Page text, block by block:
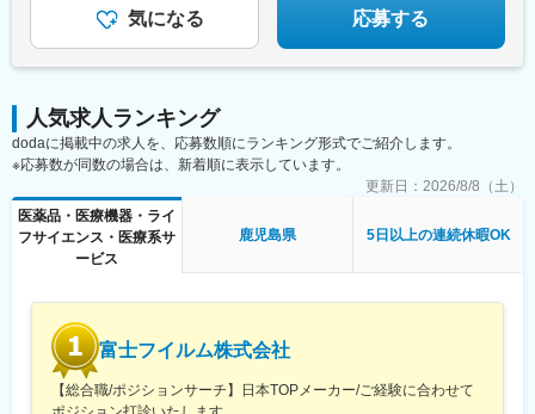
山駅前駅、高松築港駅、ＪＲ松山駅前駅、高知駅前駅、祇園駅(福
岡県)、長崎駅前駅、熊本駅前駅、高見橋駅、北１２条駅、あおば
通駅、東宿郷駅、栄町駅(千葉県)、京成船橋駅、新宿駅、大手町駅
(東京都)、茅場町駅、高島町駅、電鉄富山駅、福井城址大名町駅、
猴橋町駅、大手町駅(愛媛県)、高知橋駅、五島町駅、二本木口駅、
鹿児島中央駅
気になる 応募する
人気求人ランキング
dodaに掲載中の求人を、応募数順にランキング形式でご紹介します。
※応募数が同数の場合は、新着順に表示しています。
更新日： 2026/8/8（土）
医薬品・医療機器・ライ
フサイエンス・医療系サ
ービス
鹿児島県 5日以上の連続休暇OK
富士フイルム株式会社
【総合職/ポジションサーチ】日本TOPメーカー/ご経験に合わせて